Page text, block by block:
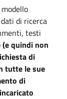
di ricerca
testi
quindi non
di
tutte le sue
di